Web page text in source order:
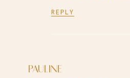
REPLY
PAULINE